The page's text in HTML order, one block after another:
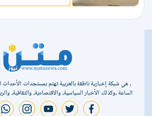
، هي شبكة إخبارية ناطقة بالعربية تهتم بمستجدات الأحداث
الساعة ،وكذلك الأخبار السياسية، والاقتصادية، والثقافية،
facebook
twitter
youtube